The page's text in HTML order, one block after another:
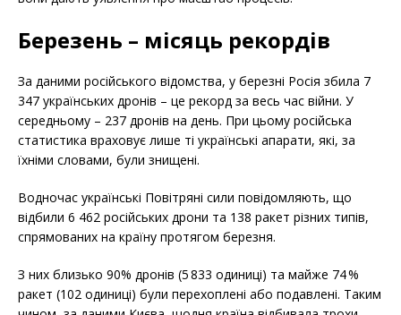
Березень – місяць рекордів
За даними російського відомства, у березні Росія збила 7
347 українських дронів – це рекорд за весь час війни. У
середньому – 237 дронів на день. При цьому російська
статистика враховує лише ті українські апарати, які, за
їхніми словами, були знищені.
Водночас українські Повітряні сили повідомляють, що
відбили 6 462 російських дрони та 138 ракет різних типів,
спрямованих на країну протягом березня.
З них близько 90% дронів (5 833 одиниці) та майже 74 %
ракет (102 одиниці) були перехоплені або подавлені. Таким